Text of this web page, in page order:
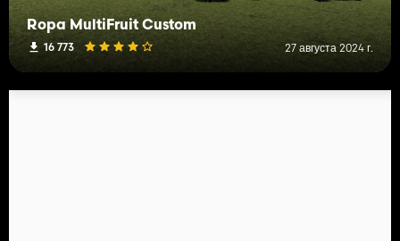
Ropa MultiFruit Custom
16 773 27 августа 2024 г.